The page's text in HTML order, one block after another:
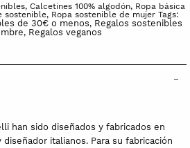
, Calcetines 100% algodón, Ropa básica
sostenible, Ropa sostenible de mujer Tags:
de 30€ o menos, Regalos sostenibles
, Regalos veganos
han sido diseñados y fabricados en
diseñador italianos. Para su fabricación